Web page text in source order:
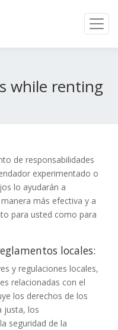
while renting
de responsabilidades
experimentado o
lo ayudarán a
más efectiva y a
para usted como para
locales:
y regulaciones locales,
relacionadas con el
los derechos de los
justa, los
seguridad de la